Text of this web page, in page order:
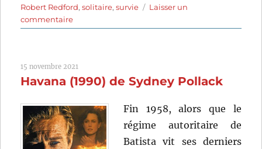
Robert Redford,solitaire,survie
Laisser un
commentairesur
All
(2013)
de
Chandor
15 novembre 2021
Havana (1990) de Sydney Pollack
Fin 1958, alors que le
régime autoritaire de
Batista vit ses derniers